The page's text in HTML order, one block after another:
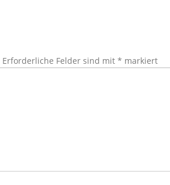
Erforderliche Felder sind mit * markiert